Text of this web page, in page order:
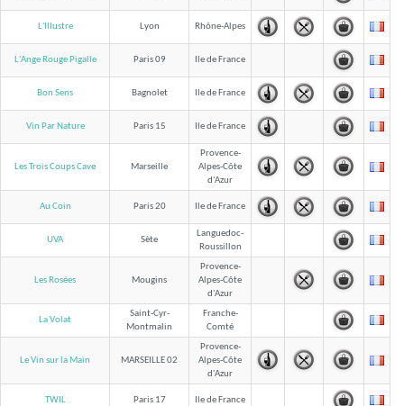
L'Illustre Lyon Rhône-Alpes
L'Ange Rouge Pigalle Paris 09 Ile de France
Bon Sens Bagnolet Ile de France
Vin Par Nature Paris 15 Ile de France
Les Trois Coups Cave Marseille
Provence-
Alpes-Côte
d'Azur
Au Coin Paris 20 Ile de France
UVA Sète
Languedoc-
Roussillon
Les Rosées Mougins
Provence-
Alpes-Côte
d'Azur
La Volat
Saint-Cyr-
Montmalin
Franche-
Comté
Le Vin sur la Main MARSEILLE 02
Provence-
Alpes-Côte
d'Azur
TWIL Paris 17 Ile de France